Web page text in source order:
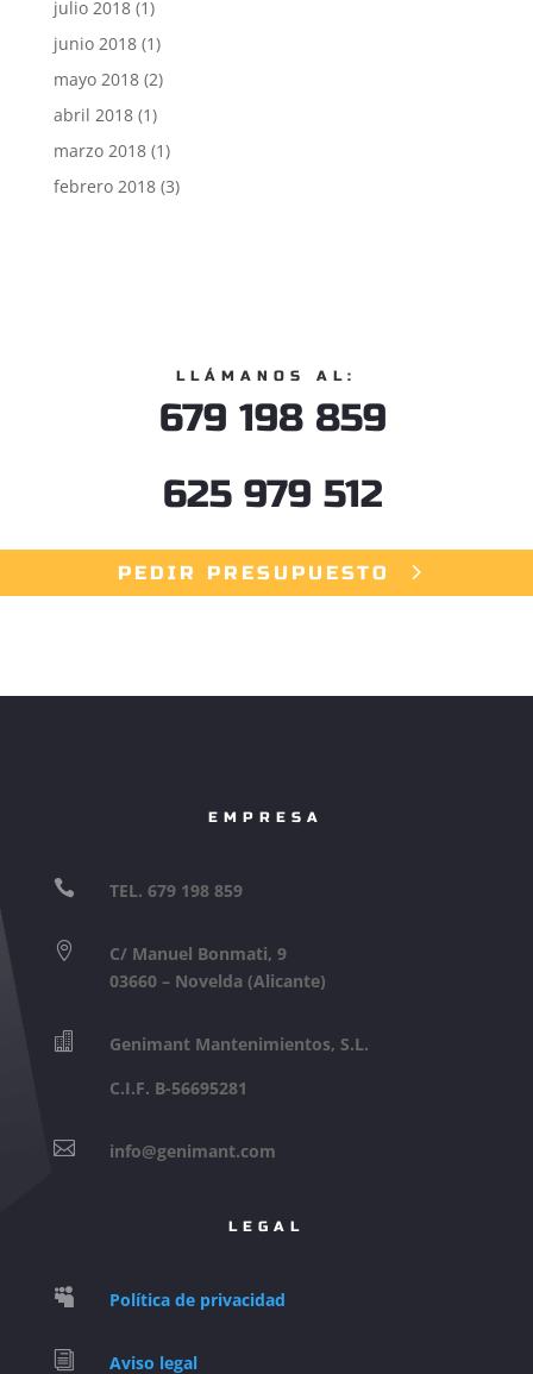
julio 2018(1)
junio 2018(1)
mayo 2018(2)
abril 2018(1)
marzo 2018(1)
febrero 2018(3)
LLÁMANOS AL:
679 198 859
625 979 512
PEDIR PRESUPUESTO
EMPRESA
 TEL. 679 198 859

C/ Manuel Bonmati, 9
03660 – Novelda (Alicante)

Genimant Mantenimientos, S.L.
C.I.F. B-56695281
 info@genimant.com
LEGAL
 Política de privacidad
i Aviso legal